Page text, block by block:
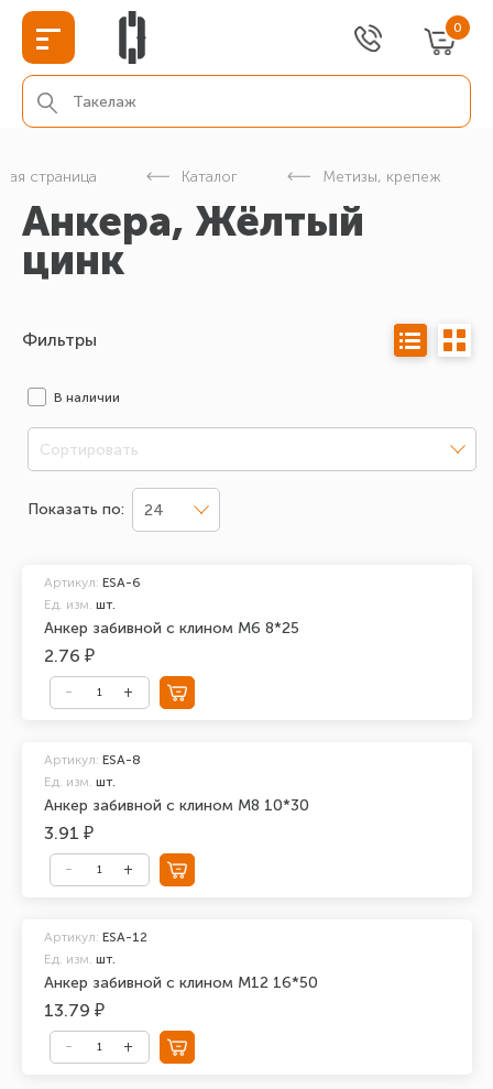
0
страница Каталог Метизы, крепеж
Анкера, Жёлтый
цинк
Фильтры
В наличии
Сортировать
Показать по: 24
Анкер забивной с клином М6 8*25
Артикул: ESA-6
Ед. изм. шт.
2.76 ₽
Анкер забивной с клином М8 10*30
Артикул: ESA-8
Ед. изм. шт.
3.91 ₽
Анкер забивной с клином М12 16*50
Артикул: ESA-12
Ед. изм. шт.
13.79 ₽